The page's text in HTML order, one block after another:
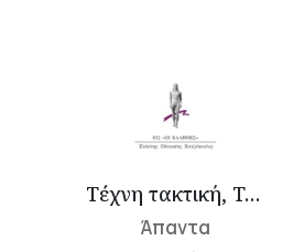
Τέχνη τακτική, Τακτική θεωρία
Άπαντα